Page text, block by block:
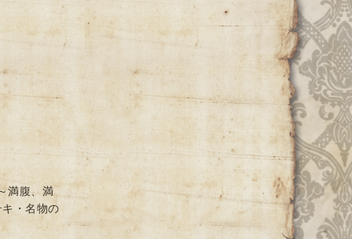
満腹、満
・名物の